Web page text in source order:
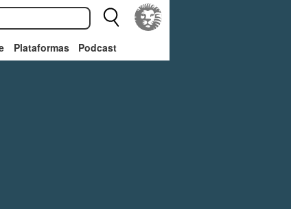
Plataformas Podcast